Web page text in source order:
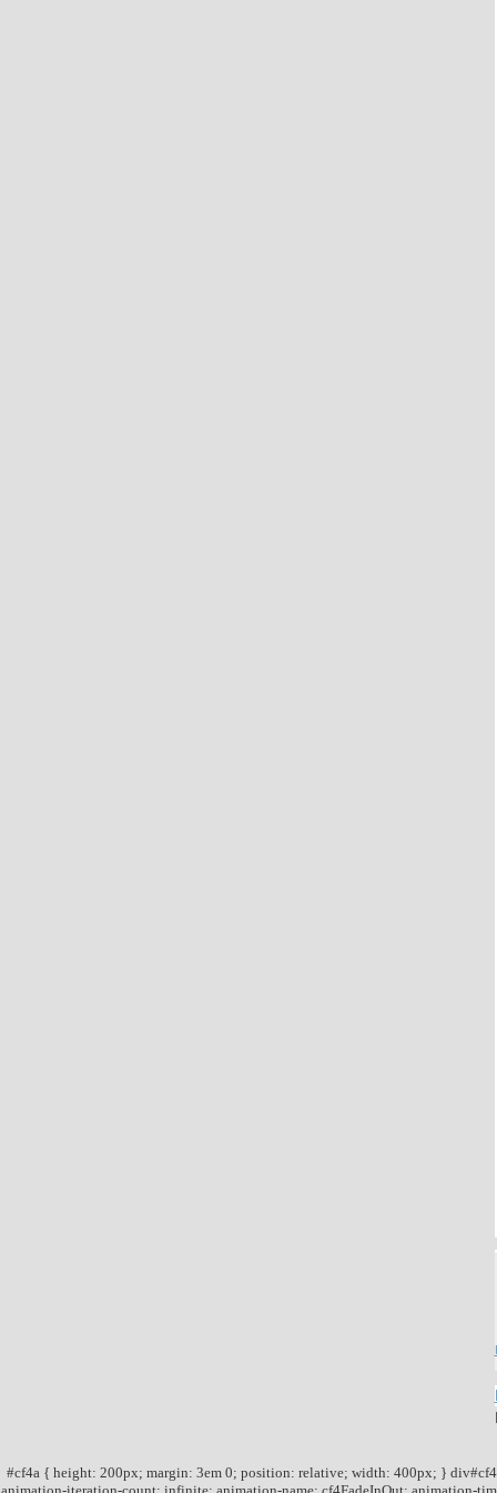
#cf4a { height: 200px; margin: 3em 0; position: relative; width: 400px; }
animation-iteration-count: infinite; animation-name: cf4FadeInOut; animation-